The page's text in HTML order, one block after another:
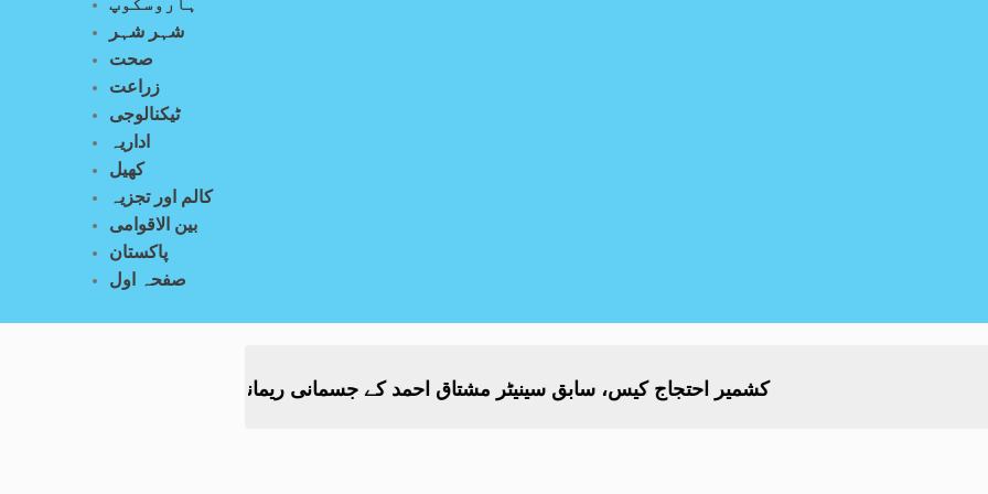
ہاروسکوپ
شہر شہر
صحت
زراعت
ٹیکنالوجی
اداریہ
کھیل
کالم اور تجزیہ
بین الاقوامی
پاکستان
صفحہ اول
کشمیر احتجاج کیس، سابق سینیٹر مشتاق احمد کے جسمانی ریمانڈ میں 4 روز کی توسیع